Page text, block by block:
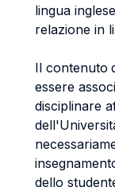
lingua
relazione in
Il contenuto
essere
disciplinare
dello